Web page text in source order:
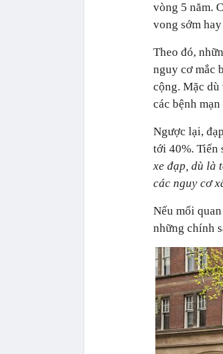
vòng 5 năm.
vong sớm
Theo đó,
nguy cơ mắc
cộng. Mặc dù
các bệnh
Ngược lại,
tới 40%. Tiến
xe đạp, dù là
các nguy cơ
Nếu mối
những chính